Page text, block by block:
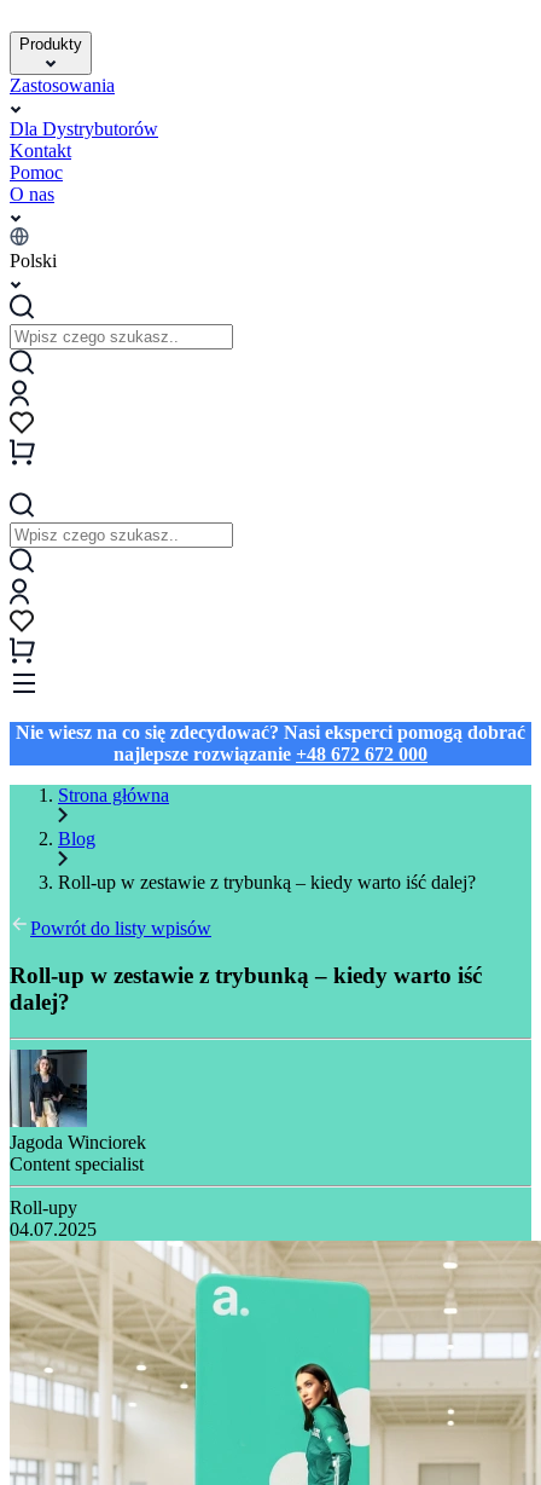
Produkty
Zastosowania
Dla Dystrybutorów
Kontakt
Pomoc
O nas
Polski
Nie wiesz na co się zdecydować? Nasi eksperci pomogą dobrać
najlepsze rozwiązanie +48 672 672 000
Strona główna
Blog
Roll-up w zestawie z trybunką – kiedy warto iść dalej?
Powrót do listy wpisów
Roll-up w zestawie z trybunką – kiedy warto iść
dalej?
Jagoda Winciorek
Content specialist
Roll-upy
04.07.2025